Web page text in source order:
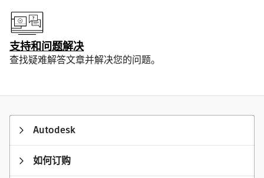
支持和问题解决
查找疑难解答文章并解决您的问题。
Autodesk
如何订购